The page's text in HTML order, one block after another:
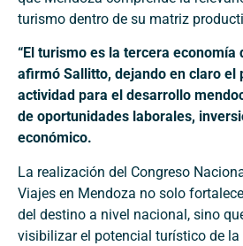
turismo dentro de su matriz
“El turismo es la tercera economía
afirmó Sallitto, dejando en claro el
actividad para el desarrollo
de oportunidades laborales,
económico.
La realización del Congreso
Viajes en Mendoza no solo
del destino a nivel nacional, sino
visibilizar el potencial turístico de